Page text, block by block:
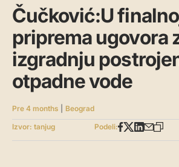
Čučković:U
priprema ugovora
izgradnju
otpadne vode
Pre 4 months Beograd
Izvor: tanjug
Podeli: